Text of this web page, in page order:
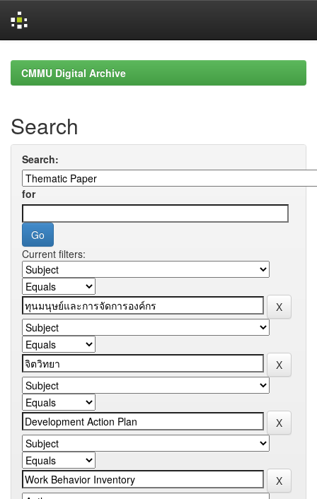
navigationCMMU Digital Archive
Search
Search:
for
Current filters: